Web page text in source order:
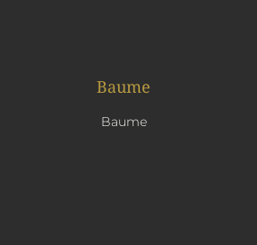
Baume
Baume